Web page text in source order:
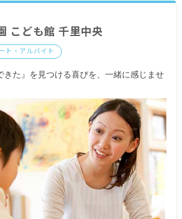
昇給年1回（4月）昨年実績：5,000円～
※試用期間なし
こども館 千里中央
ト・アルバイト
きた』を見つける喜びを、一緒に感じませ